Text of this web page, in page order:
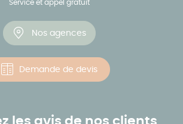
Service et appel gratuit
Nos agences
Demande de devis
les avis de nos clients